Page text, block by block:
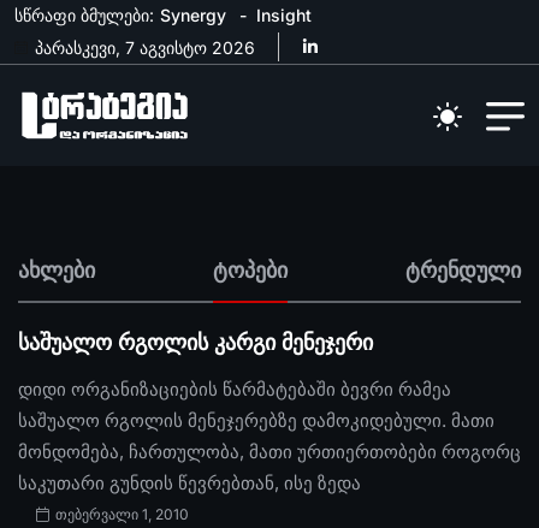
სწრაფი ბმულები: Synergy
Insight
პარასკევი, 7 აგვისტო 2026
ახლები ტოპები ტრენდული
საშუალო რგოლის კარგი მენეჯერი
დიდი ორგანიზაციების წარმატებაში ბევრი რამეა
საშუალო რგოლის მენეჯერებზე დამოკიდებული. მათი
მონდომება, ჩართულობა, მათი ურთიერთობები როგორც
საკუთარი გუნდის წევრებთან, ისე ზედა
თებერვალი 1, 2010